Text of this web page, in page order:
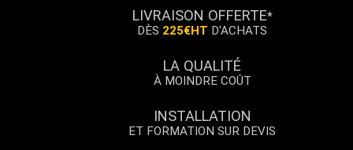
LIVRAISON OFFERTE*
DÈS 225€HT D'ACHATS
LA QUALITÉ
À MOINDRE COÛT
INSTALLATION
ET FORMATION SUR DEVIS